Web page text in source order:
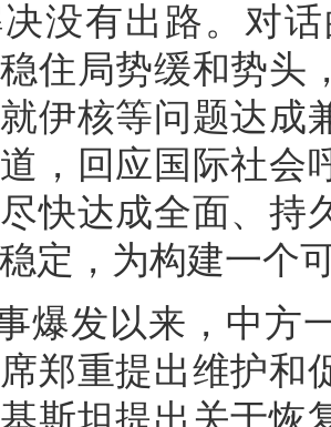
没有出路。对
住局势缓和势头
伊核等问题达成
，回应国际社会
快达成全面、持
定，为构建一个
爆发以来，中方
郑重提出维护和